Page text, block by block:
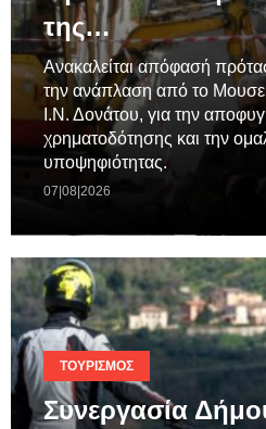
της…
Ανακαλείται απόφασή
την ανάπλαση από το
Ι.Ν. Δονάτου, για την
χρηματοδότησης και την
υποψηφιότητας.
07|08|2026
ΤΟΥΡΙΣΜΌΣ
Συνεργασία